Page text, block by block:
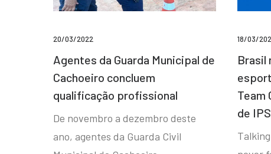
20/03/2022
Agentes da Guarda Municipal de
Cachoeiro concluem
qualificação profissional
De novembro a dezembro deste
ano, agentes da Guarda Civil
18/03/
Brasil
Team
de